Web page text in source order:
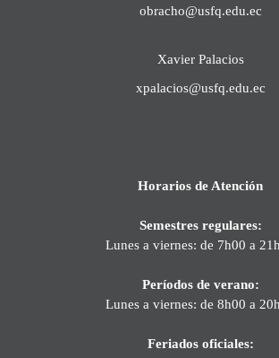
obracho@usfq.edu.ec
Xavier Palacios
xpalacios@usfq.edu.ec
Horarios de Atención
Semestres regulares:
Lunes a viernes: de 7h00 a
Períodos de verano:
Lunes a viernes: de 8h00 a
Feriados oficiales: